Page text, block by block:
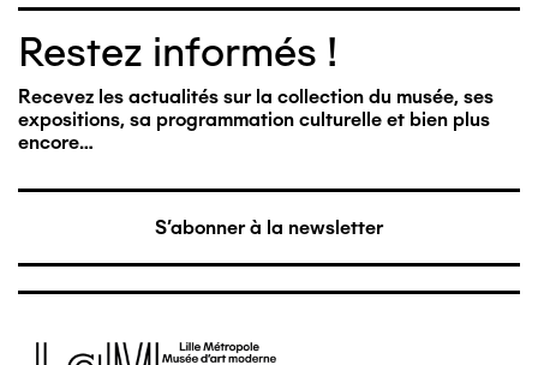
Restez informés !
Recevez les actualités sur la collection du musée, ses
expositions, sa programmation culturelle et bien plus
encore…
S'abonner à la newsletter
Image